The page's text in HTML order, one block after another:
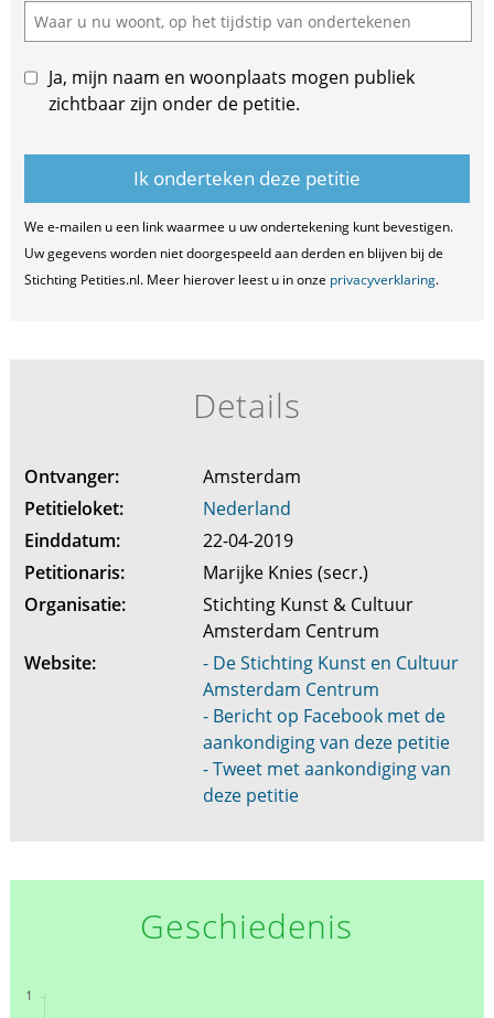
Ja, mijn naam en woonplaats mogen publiek
zichtbaar zijn onder de petitie.
We e-mailen u een link waarmee u uw ondertekening kunt bevestigen.
Uw gegevens worden niet doorgespeeld aan derden en blijven bij de
Stichting Petities.nl. Meer hierover leest u in onze privacyverklaring.
Details
Ontvanger:
Amsterdam
Petitieloket:
Nederland
Einddatum:
22-04-2019
Petitionaris:
Marijke Knies (secr.)
Organisatie:
Stichting Kunst & Cultuur
Amsterdam Centrum
Website:
- De Stichting Kunst en Cultuur
Amsterdam Centrum
- Bericht op Facebook met de
aankondiging van deze petitie
- Tweet met aankondiging van
deze petitie
Geschiedenis